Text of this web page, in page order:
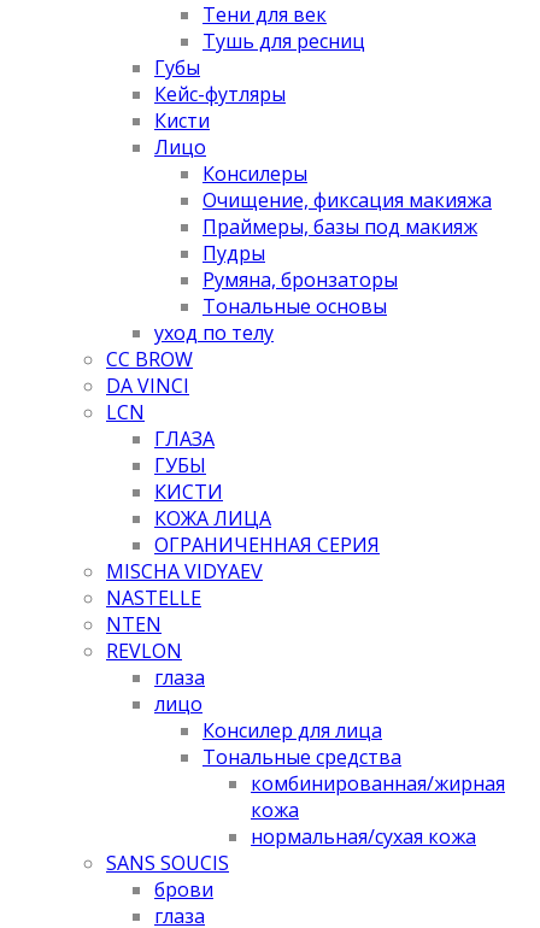
Тени для век
Тушь для ресниц
Губы
Кейс-футляры
Кисти
Лицо
Консилеры
Очищение, фиксация макияжа
Праймеры, базы под макияж
Пудры
Румяна, бронзаторы
Тональные основы
уход по телу
CC BROW
DA VINCI
LCN
ГЛАЗА
ГУБЫ
КИСТИ
КОЖА ЛИЦА
ОГРАНИЧЕННАЯ СЕРИЯ
MISCHA VIDYAEV
NASTELLE
NTEN
REVLON
глаза
лицо
Консилер для лица
Тональные средства
комбинированная/жирная
кожа
нормальная/cухая кожа
SANS SOUCIS
брови
глаза